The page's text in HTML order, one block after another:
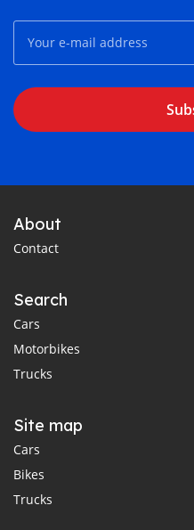
About
Contact
Search
Cars
Motorbikes
Trucks
Site map
Cars
Bikes
Trucks